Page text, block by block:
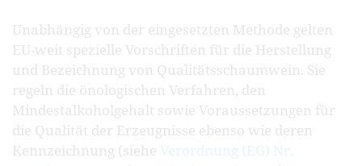
Unabhängig von der eingesetzten Methode gelten
EU-weit spezielle Vorschriften für die Herstellung
und Bezeichnung von Qualitätsschaumwein. Sie
regeln die önologischen Verfahren, den
Mindestalkoholgehalt sowie Voraussetzungen für
die Qualität der Erzeugnisse ebenso wie deren
Kennzeichnung (siehe Verordnung (EG) Nr.